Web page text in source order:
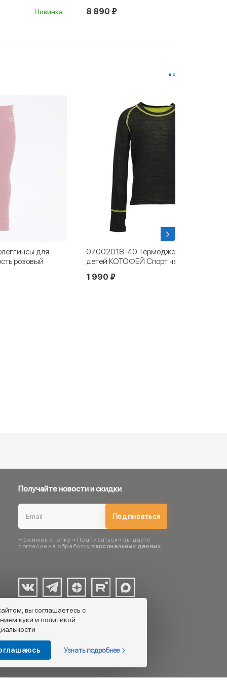
07002018-40 Термоджемпер для
детей КОТОФЕЙ Спорт черный
Получайте новости и скидки
Подписаться
Нажимая кнопку «Подписаться» вы даете
согласие на обработку персональных данных
вы соглашаетесь с
куки и политикой
Узнать подробнее